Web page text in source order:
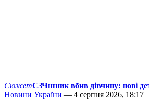
СюжетСЗЧшник вбив дівчину: нові
Новини України — 4 серпня 2026, 18:17